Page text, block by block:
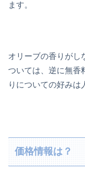
ます。
オリーブの香りがし
ついては、逆に無香
りについての好みは
価格情報は？